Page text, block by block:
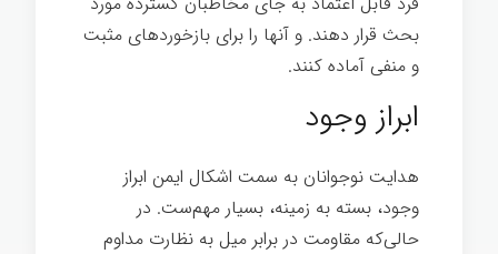
بحث قرار دهند. و آنها را برای بازخوردهای مثبت
و منفی آماده کنند.
ابراز وجود
هدایت نوجوانان به سمت اشکال ایمن ابراز
وجود، بسته به زمینه، بسیار مهم‌ست. در
حالی‌که مقاومت در برابر میل به نظارت مداوم